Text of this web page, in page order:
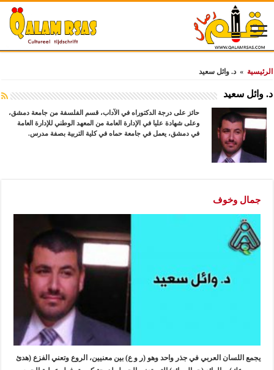
الرئيسية » د. وائل سعيد
د. وائل سعيد
حائز على درجة الدكتوراه في الآداب، قسم الفلسفة من جامعة دمشق،
وعلى شهادة عليا في الإدارة العامة من المعهد الوطني للإدارة العامة
في دمشق، يعمل في جامعة حماه في كلية التربية بصفة مدرس.
جمال وخوف
يجمع اللسان العربي في جذر واحد وهو (ر و ع) بين معنيين، الروع وتعني الفزع (هدئ